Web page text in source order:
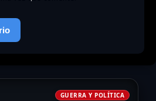
GUERRA Y POLÍTICA